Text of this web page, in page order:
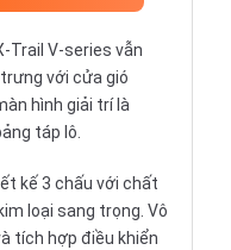
Trail V-series vẫn
với cửa gió
hình giải trí là
táp lô.
kế 3 chấu với chất
loại sang trọng. Vô
tích hợp điều khiển